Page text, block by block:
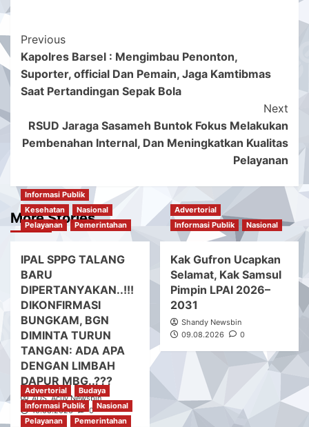
Post
Navigation
Previous
Kapolres Barsel : Mengimbau Penonton,
Suporter, official Dan Pemain, Jaga Kamtibmas
Saat Pertandingan Sepak Bola
Next
RSUD Jaraga Sasameh Buntok Fokus Melakukan
Pembenahan Internal, Dan Meningkatkan Kualitas
Pelayanan
More Stories
Informasi Publik
Kesehatan
Nasional
Pelayanan
Pemerintahan
IPAL SPPG TALANG
BARU
DIPERTANYAKAN..!!!
DIKONFIRMASI
BUNGKAM, BGN
DIMINTA TURUN
TANGAN: ADA APA
DENGAN LIMBAH
DAPUR MBG..???
ADS. Acuy Newsbin
10.08.2026
0
Advertorial
Informasi Publik
Nasional
Kak Gufron Ucapkan
Selamat, Kak Samsul
Pimpin LPAI 2026–
2031
Shandy Newsbin
09.08.2026
0
Advertorial
Budaya
Informasi Publik
Nasional
Pelayanan
Pemerintahan